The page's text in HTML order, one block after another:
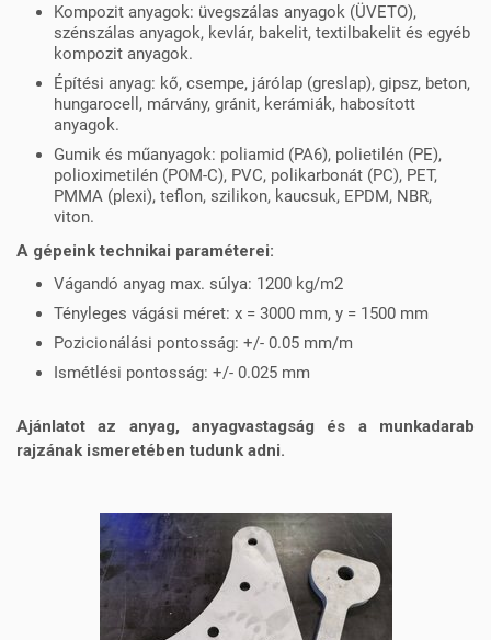
Kompozit anyagok: üvegszálas anyagok (ÜVETO),
szénszálas anyagok, kevlár, bakelit, textilbakelit és egyéb
kompozit anyagok.
Építési anyag: kő, csempe, járólap (greslap), gipsz, beton,
hungarocell, márvány, gránit, kerámiák, habosított
anyagok.
Gumik és műanyagok: poliamid (PA6), polietilén (PE),
polioximetilén (POM-C), PVC, polikarbonát (PC), PET,
PMMA (plexi), teflon, szilikon, kaucsuk, EPDM, NBR,
viton.
A gépeink technikai paraméterei:
Vágandó anyag max. súlya: 1200 kg/m2
Tényleges vágási méret: x = 3000 mm, y = 1500 mm
Pozicionálási pontosság: +/- 0.05 mm/m
Ismétlési pontosság: +/- 0.025 mm
Ajánlatot az anyag, anyagvastagság és a munkadarab
rajzának ismeretében tudunk adni.